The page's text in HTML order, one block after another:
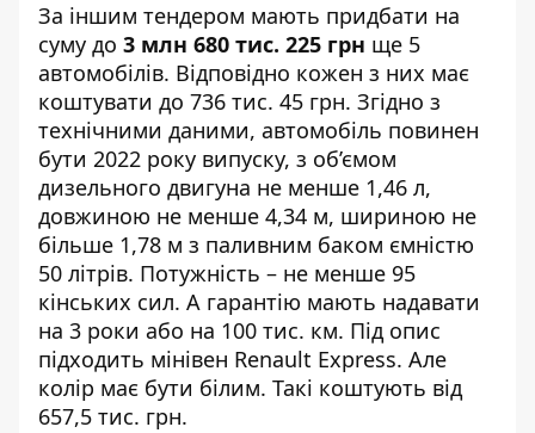
За іншим тендером мають придбати на
суму до 3 млн 680 тис. 225 грн ще 5
автомобілів. Відповідно кожен з них має
коштувати до 736 тис. 45 грн. Згідно з
технічними даними, автомобіль повинен
бути 2022 року випуску, з об’ємом
дизельного двигуна не менше 1,46 л,
довжиною не менше 4,34 м, шириною не
більше 1,78 м з паливним баком ємністю
50 літрів. Потужність – не менше 95
кінських сил. А гарантію мають надавати
на 3 роки або на 100 тис. км. Під опис
підходить мінівен Renault Express. Але
колір має бути білим. Такі коштують від
657,5 тис. грн.